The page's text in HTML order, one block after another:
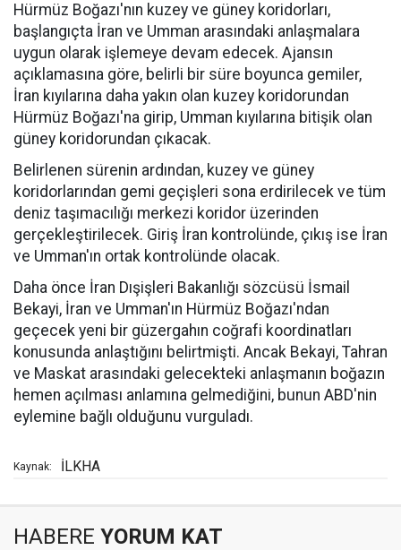
Hürmüz Boğazı'nın kuzey ve güney koridorları,
başlangıçta İran ve Umman arasındaki anlaşmalara
uygun olarak işlemeye devam edecek. Ajansın
açıklamasına göre, belirli bir süre boyunca gemiler,
İran kıyılarına daha yakın olan kuzey koridorundan
Hürmüz Boğazı'na girip, Umman kıyılarına bitişik olan
güney koridorundan çıkacak.
Belirlenen sürenin ardından, kuzey ve güney
koridorlarından gemi geçişleri sona erdirilecek ve tüm
deniz taşımacılığı merkezi koridor üzerinden
gerçekleştirilecek. Giriş İran kontrolünde, çıkış ise İran
ve Umman'ın ortak kontrolünde olacak.
Daha önce İran Dışişleri Bakanlığı sözcüsü İsmail
Bekayi, İran ve Umman'ın Hürmüz Boğazı'ndan
geçecek yeni bir güzergahın coğrafi koordinatları
konusunda anlaştığını belirtmişti. Ancak Bekayi, Tahran
ve Maskat arasındaki gelecekteki anlaşmanın boğazın
hemen açılması anlamına gelmediğini, bunun ABD'nin
eylemine bağlı olduğunu vurguladı.
Kaynak: İLKHA
HABERE YORUM KAT